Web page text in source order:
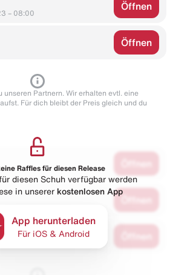
– 08:00
Öffnen
Öffnen
unseren Partnern. Wir erhalten evtl. eine
Für dich bleibt der Preis gleich und du
Raffles für diesen Release
diesen Schuh verfügbar werden
in unserer kostenlosen App
App herunterladen
Für iOS & Android